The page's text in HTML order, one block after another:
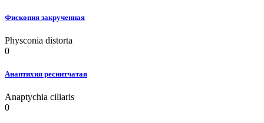
Фискония закрученная
Physconia distorta
0
Анаптихия реснитчатая
Anaptychia ciliaris
0